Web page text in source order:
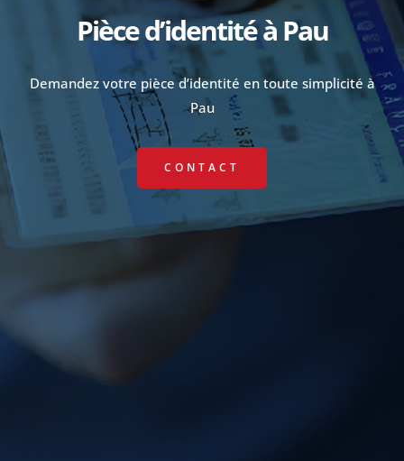
Pièce d’identité à Pau
Demandez votre pièce d’identité en toute simplicité à
Pau
CONTACT